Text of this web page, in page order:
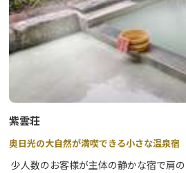
紫雲荘
奥日光の大自然が満喫できる小さな温泉宿
少人数のお客様が主体の静かな宿で肩